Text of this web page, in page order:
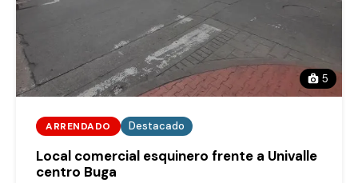
5
ARRENDADO Destacado
Local comercial esquinero frente a Univalle
centro Buga